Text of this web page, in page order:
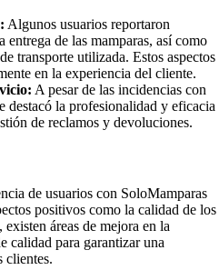
Algunos usuarios reportaron
entrega de las mamparas, así como
transporte utilizada. Estos aspectos
en la experiencia del cliente.
A pesar de las incidencias con
destacó la profesionalidad y eficacia
de reclamos y devoluciones.
de usuarios con SoloMamparas
positivos como la calidad de los
áreas de mejora en la
calidad para garantizar una
clientes.